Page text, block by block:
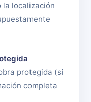
la localización
protegida (si
completa